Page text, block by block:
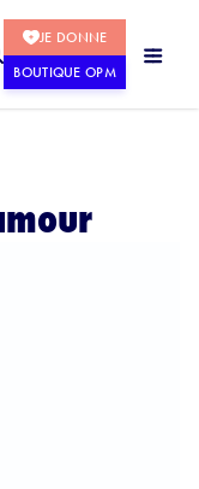
JE DONNE
BOUTIQUE OPM